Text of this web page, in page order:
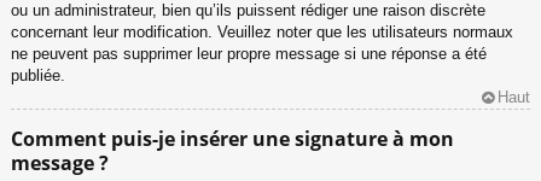
ou un administrateur, bien qu’ils puissent rédiger une raison discrète
concernant leur modification. Veuillez noter que les utilisateurs normaux
ne peuvent pas supprimer leur propre message si une réponse a été
publiée.
Haut
Comment puis-je insérer une signature à mon
message ?